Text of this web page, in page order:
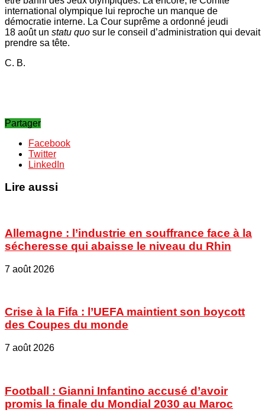
international olympique lui reproche un manque de
démocratie interne. La Cour suprême a ordonné jeudi
18 août un statu quo sur le conseil d’administration qui devait
prendre sa tête.
C. B.
Partager
Facebook
Twitter
LinkedIn
Lire aussi
Allemagne : l’industrie en souffrance face à la
sécheresse qui abaisse le niveau du Rhin
7 août 2026
Crise à la Fifa : l’UEFA maintient son boycott
des Coupes du monde
7 août 2026
Football : Gianni Infantino accusé d’avoir
promis la finale du Mondial 2030 au Maroc